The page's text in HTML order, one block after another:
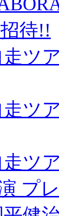
待!!
走ツ
走ツ
走ツ
プ